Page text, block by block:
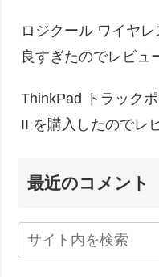
ロジクール ワイヤ
良すぎたのでレビュ
ThinkPad トラック
II を購入したのでレ
最近のコメント